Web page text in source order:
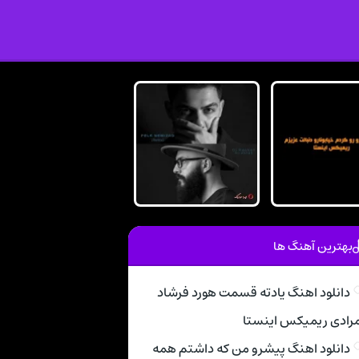
بهترین آهنگ ها
دانلود اهنگ یادته قسمت هورد فرشاد
ریمیکس اینستا
دانلود اهنگ پیشرو من که داشتم همه